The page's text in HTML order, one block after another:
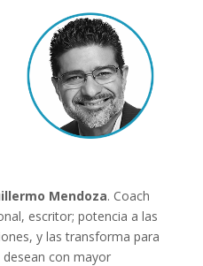
Mendoza. Coach
escritor; potencia a las
y las transforma para
con mayor